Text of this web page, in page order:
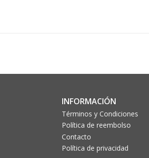
INFORMACIÓN
Términos y Condiciones
Política de reembolso
Contacto
Política de privacidad